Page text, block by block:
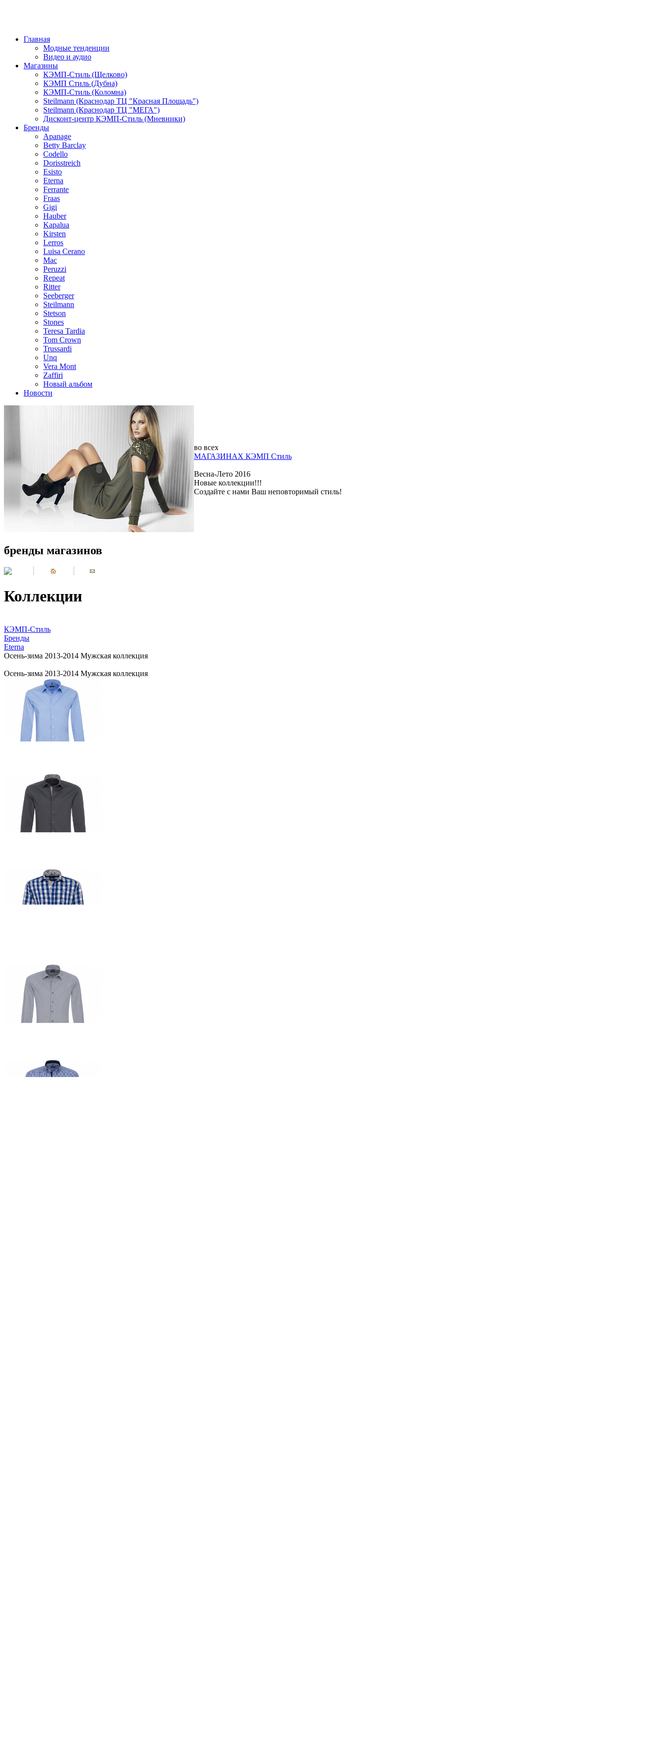
Главная
Модные тенденции
Видео и аудио
Магазины
КЭМП-Стиль (Щелково)
КЭМП Стиль (Дубна)
КЭМП-Стиль (Коломна)
Steilmann (Краснодар ТЦ "Красная Площадь")
Steilmann (Краснодар ТЦ "МЕГА")
Дисконт-центр КЭМП-Стиль (Мневники)
Бренды
Apanage
Betty Barclay
Codello
Dorisstreich
Esisto
Eterna
Ferrante
Fraas
Gigi
Hauber
Kapalua
Kirsten
Lerros
Luisa Cerano
Mac
Peruzzi
Repeat
Ritter
Seeberger
Steilmann
Stetson
Stones
Teresa Tardia
Tom Crown
Trussardi
Unq
Vera Mont
Zaffiri
Новый альбом
Новости
во всех
МАГАЗИНАХ КЭМП Стиль
Весна-Лето 2016
Новые коллекции!!!
Создайте с нами Ваш неповторимый стиль!
бренды магазинов
Коллекции
КЭМП-Стиль
Бренды
Eterna
Осень-зима 2013-2014 Мужская коллекция
Осень-зима 2013-2014 Мужская коллекция